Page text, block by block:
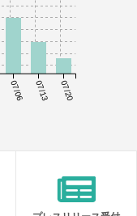
07/06 07/13 07/20